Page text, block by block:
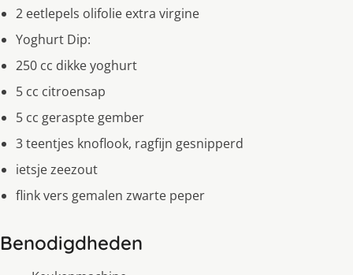
2 eetlepels olifolie extra virgine
Yoghurt Dip:
250 cc dikke yoghurt
5 cc citroensap
5 cc geraspte gember
3 teentjes knoflook, ragfijn gesnipperd
ietsje zeezout
flink vers gemalen zwarte peper
Benodigdheden